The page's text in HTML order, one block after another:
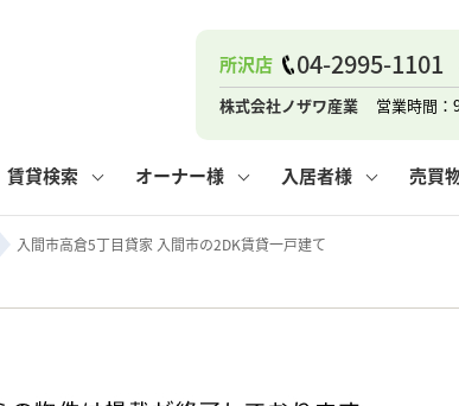
所沢店 04-2995-1101
株式会社ノザワ産業 営業時間
賃貸検索 オーナー様 入居者様 売買
閲覧履歴 保存した検索条件
管理のご依頼
住まいのトラブルQ&A お住まいの解約手
よくある質問 マンショ
媒介契約の種類 売却
スタッフブログ
店
入間市高倉5丁目貸家 入間市の2DK賃貸一戸建て